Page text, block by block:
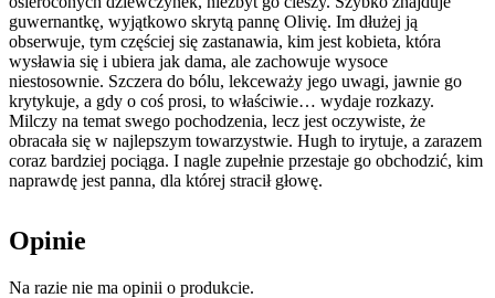
guwernantkę, wyjątkowo skrytą pannę Olivię. Im dłużej ją
obserwuje, tym częściej się zastanawia, kim jest kobieta, która
wysławia się i ubiera jak dama, ale zachowuje wysoce
niestosownie. Szczera do bólu, lekceważy jego uwagi, jawnie go
krytykuje, a gdy o coś prosi, to właściwie… wydaje rozkazy.
Milczy na temat swego pochodzenia, lecz jest oczywiste, że
obracała się w najlepszym towarzystwie. Hugh to irytuje, a zarazem
coraz bardziej pociąga. I nagle zupełnie przestaje go obchodzić, kim
naprawdę jest panna, dla której stracił głowę.
Opinie
Na razie nie ma opinii o produkcie.